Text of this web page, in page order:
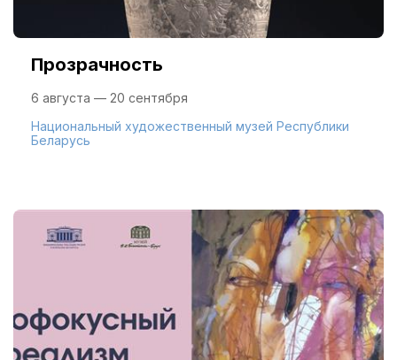
Прозрачность
6 августа — 20 сентября
Национальный художественный музей Республики
Беларусь